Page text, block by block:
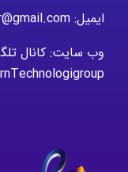
ایمیل: mtg95.ir@gmail.com
وب سایت: کانال